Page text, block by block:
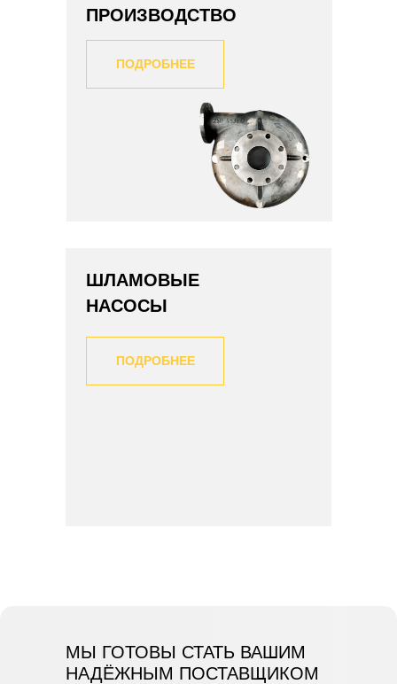
ПРОИЗВОДСТВО
ШЛАМОВЫЕ
НАСОСЫ
ПОДРОБНЕЕ
ПОДРОБНЕЕ
МЫ ГОТОВЫ СТАТЬ ВАШИМ
НАДЁЖНЫМ ПОСТАВЩИКОМ